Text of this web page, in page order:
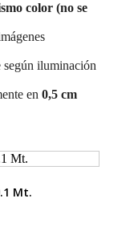
color (no se
según iluminación
en 0,5 cm
Mt.